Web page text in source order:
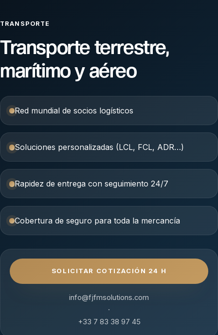
TRANSPORTE
Transporte terrestre,
marítimo y aéreo
Red mundial de socios logísticos
Soluciones personalizadas (LCL, FCL, ADR…)
Rapidez de entrega con seguimiento 24/7
Cobertura de seguro para toda la mercancía
SOLICITAR COTIZACIÓN 24 H
info@fjfmsolutions.com
·
+33 7 83 38 97 45